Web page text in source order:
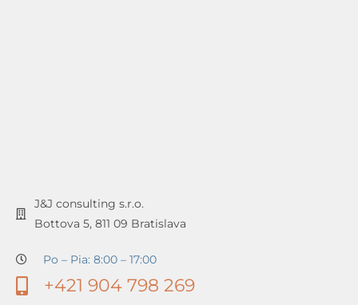
J&J consulting s.r.o.
Bottova 5, 811 09 Bratislava
Po – Pia: 8:00 – 17:00
+421 904 798 269